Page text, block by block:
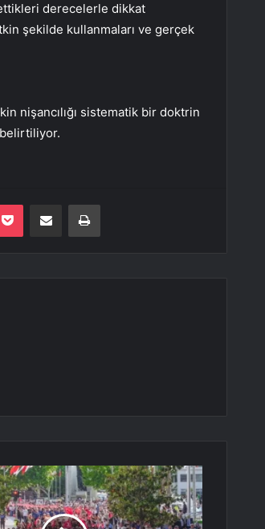
derecelerle dikkat
şekilde kullanmaları ve gerçek
nişancılığı sistematik bir doktrin
Pocket E-Posta ile paylaş Yazdır